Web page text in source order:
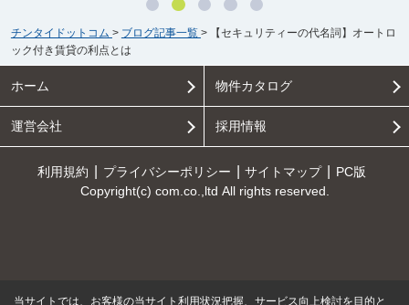
チンタイドットコム > ブログ記事一覧 >
【セキュリティーの代名詞】オートロ
ック付き賃貸の利点とは
ホーム 物件カタログ
運営会社 採用情報
利用規約 プライバシーポリシー サイトマップ
PC版
Copyright(c) com.co.,ltd All rights reserved.
当サイトでは、お客様の当サイト利用状況把握、サービス向上検討を目的と